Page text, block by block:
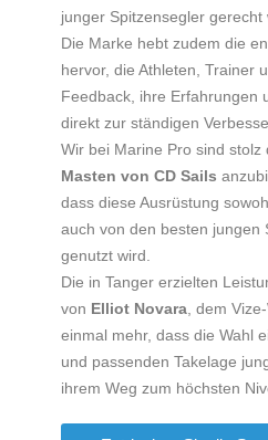
junger Spitzensegler gerecht
Die Marke hebt zudem die
hervor, die Athleten, Trainer
Feedback, ihre Erfahrungen
direkt zur ständigen
Wir bei Marine Pro sind stolz
Masten von CD Sails
dass diese Ausrüstung
auch von den besten jungen
genutzt wird.
Die in Tanger erzielten
von Elliot Novara , dem
einmal mehr, dass die Wahl
und passenden Takelage
ihrem Weg zum höchsten